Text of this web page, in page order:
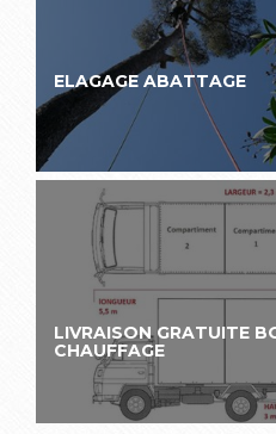
ELAGAGE ABATTAGE
LIVRAISON GRATUITE
CHAUFFAGE